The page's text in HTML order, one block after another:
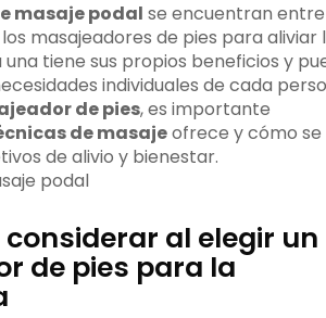
masaje podal se encuentran
masajeadores de pies para aliviar
tiene sus propios beneficios y
individuales de cada
de pies, es importante
de masajeofrece y cómo se
de alivio y bienestar.
considerar al elegir un
de pies para la